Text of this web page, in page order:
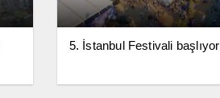
5. İstanbul Festivali başlıyor